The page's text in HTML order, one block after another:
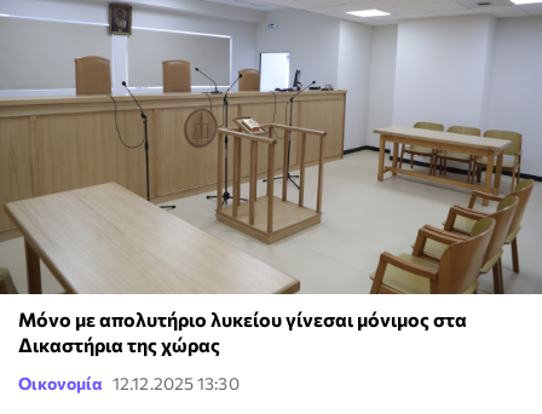
Μόνο με απολυτήριο λυκείου γίνεσαι μόνιμος στα
Δικαστήρια της χώρας
Οικονομία 12.12.2025 13:30